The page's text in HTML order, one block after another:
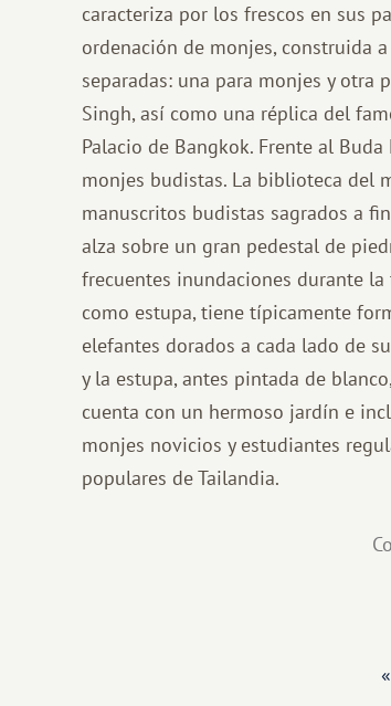
caracteriza por los frescos en sus
ordenación de monjes, construida
separadas: una para monjes y otra
Singh, así como una réplica del
Palacio de Bangkok. Frente al
monjes budistas. La biblioteca del
manuscritos budistas sagrados a
alza sobre un gran pedestal de
frecuentes inundaciones durante
como estupa, tiene típicamente
elefantes dorados a cada lado de
y la estupa, antes pintada de
cuenta con un hermoso jardín e
monjes novicios y estudiantes
populares de Tailandia.